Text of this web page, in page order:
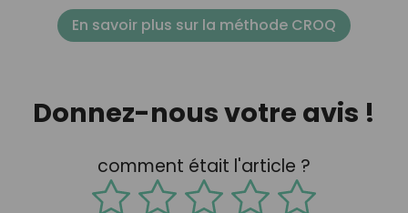
En savoir plus sur la méthode CROQ
Donnez-nous votre avis !
comment était l'article ?